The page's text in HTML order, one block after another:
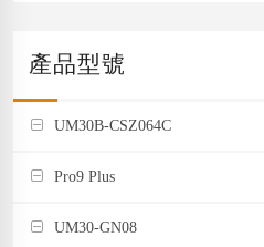
產品型號
UM30B-CSZ064C
Pro9 Plus
UM30-GN08